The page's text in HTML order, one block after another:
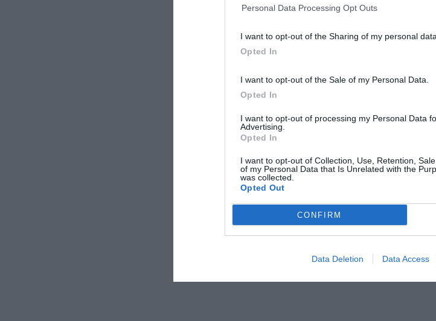
Personal Data Processing Opt Outs
I want to opt-out of the Sharing of my personal
Opted In
I want to opt-out of the Sale of my Personal Data.
Opted In
I want to opt-out of processing my Personal Data
Advertising.
Opted In
I want to opt-out of Collection, Use, Retention,
of my Personal Data that Is Unrelated with the
was collected.
Opted Out
CONFIRM
Data Deletion Data Access